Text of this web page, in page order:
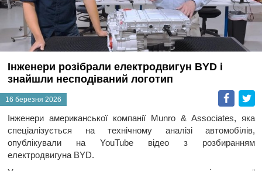
Інженери розібрали електродвигун BYD і
знайшли несподіваний логотип
16 березня 2026
Інженери американської компанії Munro & Associates, яка
спеціалізується на технічному аналізі автомобілів,
опублікували на YouTube відео з розбиранням
електродвигуна BYD.